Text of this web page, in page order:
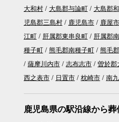
大和村
大島郡与論町 大島郡
児島郡三島村
鹿児島市 鹿屋市
江町
肝属郡東串良町 肝属郡
種子町
熊毛郡南種子町 熊毛
薩摩川内市
志布志市 曽於郡
西之表市
日置市 枕崎市 南
鹿児島県の駅沿線から